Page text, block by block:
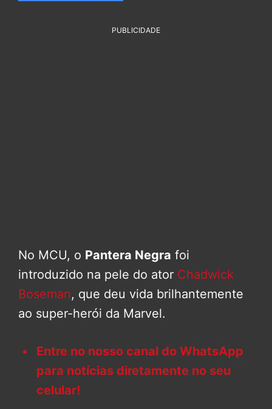
PUBLICIDADE
No MCU, o Pantera Negra foi
introduzido na pele do ator Chadwick
Boseman, que deu vida brilhantemente
ao super-herói da Marvel.
Entre no nosso canal do WhatsApp
para notícias diretamente no seu
celular!